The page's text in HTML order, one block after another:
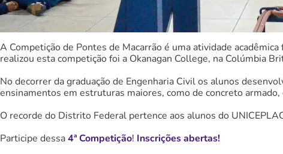
A Competição de Pontes de Macarrão é uma atividade
realizou esta competição foi a Okanagan College, na Colúmbia
No decorrer da graduação de Engenharia Civil os alunos
ensinamentos em estruturas maiores, como de concreto
O recorde do Distrito Federal pertence aos alunos do
Participe dessa4ª Competição! Inscrições abertas!